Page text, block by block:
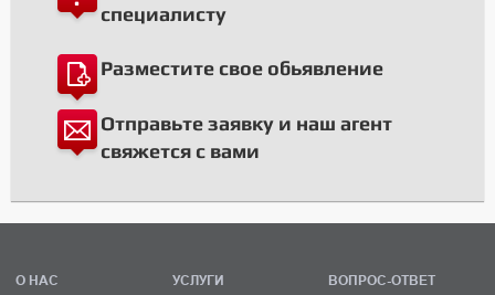
специалисту
Разместите свое обьявление
Отправьте заявку и наш агент
свяжется с вами
О НАС
УСЛУГИ
ВОПРОС-ОТВЕТ